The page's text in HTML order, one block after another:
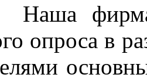
опроса в